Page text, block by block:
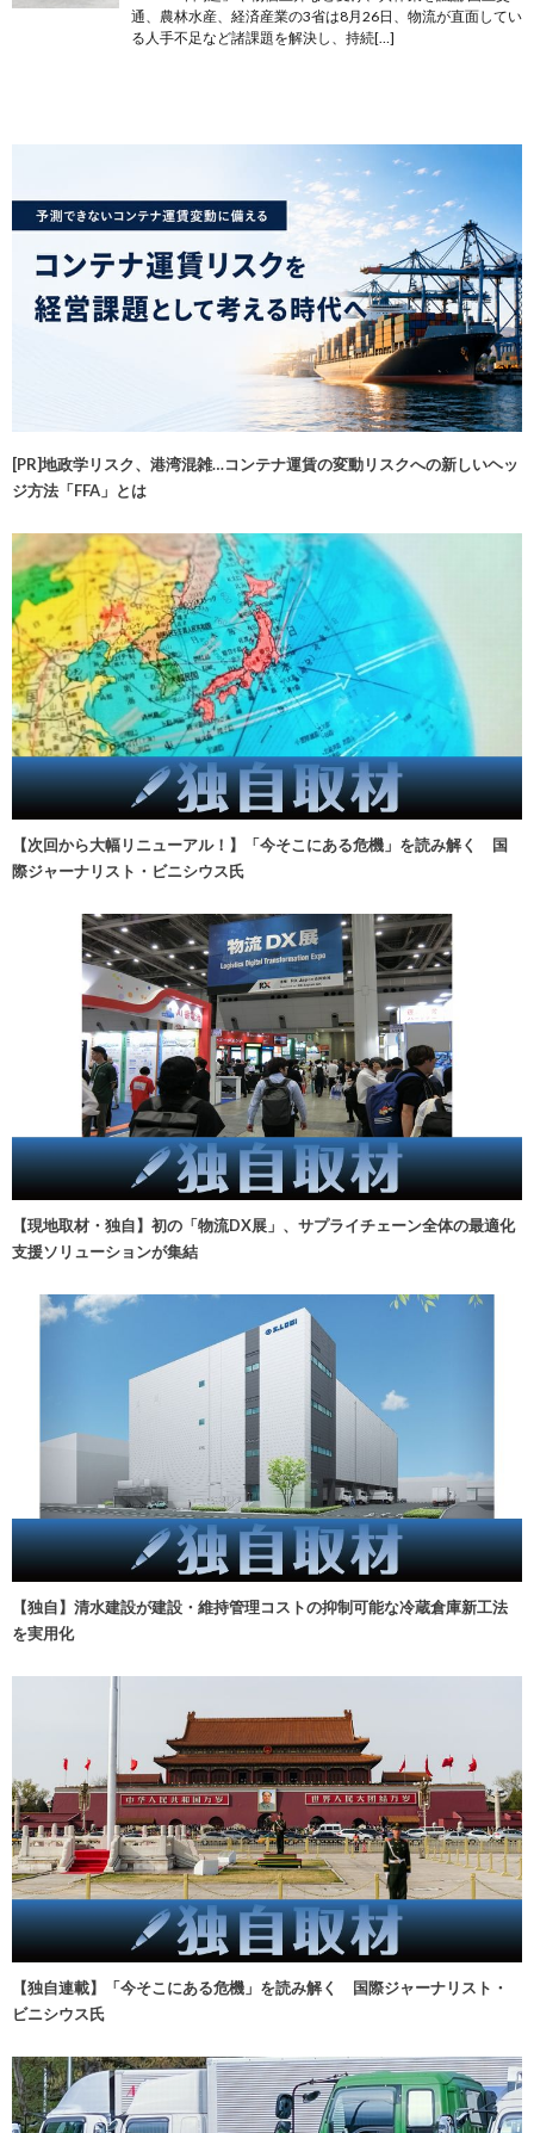
通、農林水産、経済産業の3省は8月26日、物流が直面してい
る人手不足など諸課題を解決し、持続[…]
[PR]地政学リスク、港湾混雑…コンテナ運賃の変動リスクへの新しいヘッ
ジ方法「FFA」とは
【次回から大幅リニューアル！】「今そこにある危機」を読み解く 国
際ジャーナリスト・ビニシウス氏
【現地取材・独自】初の「物流DX展」、サプライチェーン全体の最適化
支援ソリューションが集結
【独自】清水建設が建設・維持管理コストの抑制可能な冷蔵倉庫新工法
を実用化
【独自連載】「今そこにある危機」を読み解く 国際ジャーナリスト・
ビニシウス氏